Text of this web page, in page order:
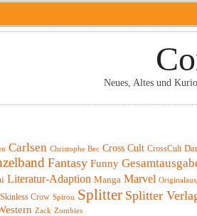
Neues, Altes und
Carlsen Christophe Bec Cross Cult CrossCult
Fantasy Funny
Literatur-Adaption Manga Marvel
Skinless Crow Spirou Splitter Splitter
Zack Zombies